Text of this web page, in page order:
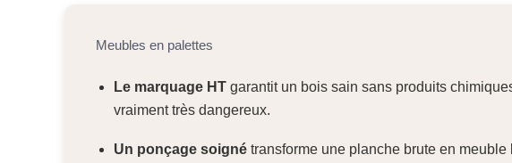
Meubles en palettes
Le marquage HT garantit un bois sain sans produits
vraiment très dangereux.
Un ponçage soigné transforme une planche brute en